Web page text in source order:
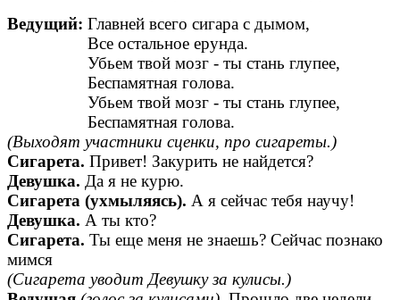
Ведущий: Главней всего сигара с дымом,
Все остальное ерунда.
Убьем твой мозг - ты стань глупее,
Беспамятная голова.
Убьем твой мозг - ты стань глупее,
Беспамятная голова.
(Выходят участники сценки, про сигареты.)
Сигарета. Привет! Закурить не найдется?
Девушка. Да я не курю.
Сигарета (ухмыляясь). А я сейчас тебя научу!
Девушка. А ты кто?
Сигарета. Ты еще меня не знаешь? Сейчас познако
мимся
(Сигарета уводит Девушку за кулисы.)